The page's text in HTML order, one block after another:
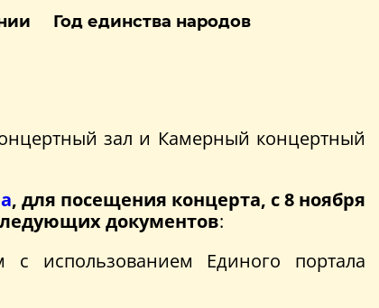
Год единства народов
зал и Камерный концертный
, для посещения концерта, с 8 ноября
документов:
с использованием Единого портала